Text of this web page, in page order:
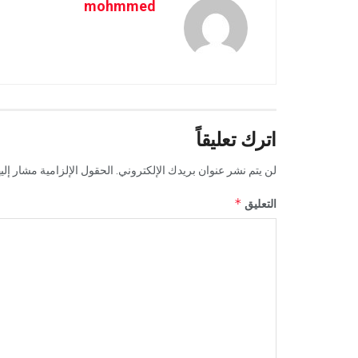
mohmmed
اترك تعليقاً
لن يتم نشر عنوان بريدك الإلكتروني. الحقول الإلزامية مشار
التعليق *